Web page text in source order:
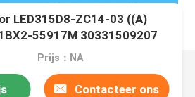
LED315D8-ZC14-03 ((A)
55917M 30331509207
Prijs：NA
Contacteer ons